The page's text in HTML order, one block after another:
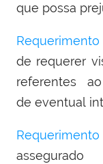
que possa
Requerimento
de requerer
referentes
de eventual